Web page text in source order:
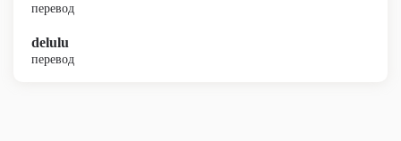
перевод
delulu
перевод